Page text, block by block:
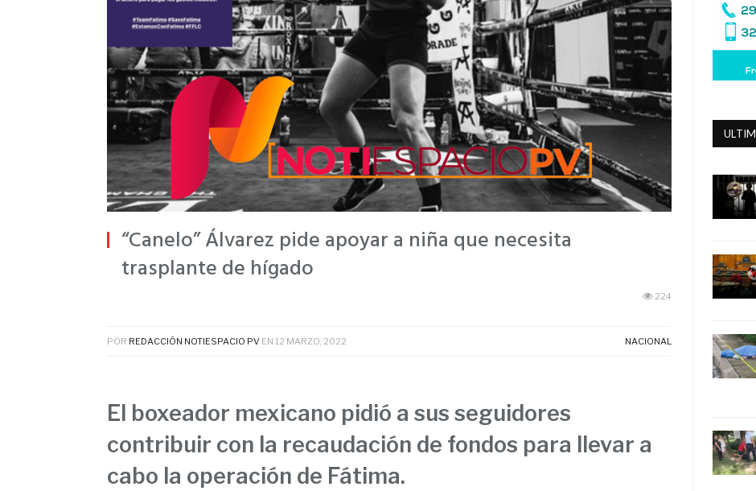
“Canelo” Álvarez pide apoyar a niña que necesita
trasplante de hígado
224
POR REDACCIÓN NOTIESPACIO PV EN 12 MARZO, 2022 NACIONAL
El boxeador mexicano pidió a sus seguidores
contribuir con la recaudación de fondos para llevar a
cabo la operación de Fátima.